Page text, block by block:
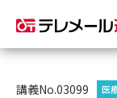
講義No.03099 医